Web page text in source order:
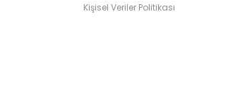
Kişisel Veriler Politikası